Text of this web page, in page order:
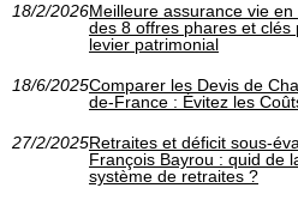
18/2/2026Meilleure assurance vie
des 8 offres phares et clés
levier patrimonial
18/6/2025Comparer les Devis de
de-France : Évitez les
27/2/2025Retraites et déficit sous-
François Bayrou : quid de
système de retraites ?